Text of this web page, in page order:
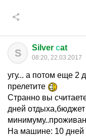
S Silver сat
08:20, 22.03.2017
угу... а потом еще 2
прелетите
Странно вы
дней отдыха,бюджет
На машине: 10 дней